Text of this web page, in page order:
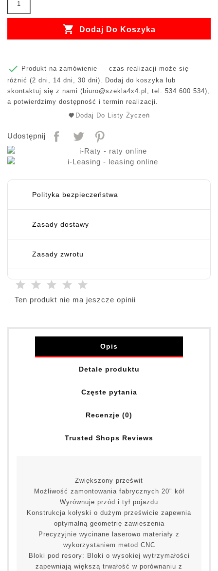
 Dodaj Do Koszyka

Produkt na zamówienie — czas realizacji może się
różnić (2 dni, 14 dni, 30 dni). Dodaj do koszyka lub
skontaktuj się z nami ( biuro@szekla4x4.pl , tel. 534 600 534),
a potwierdzimy dostępność i termin realizacji.
Dodaj Do Listy Życzeń
Udostępnij
Polityka bezpieczeństwa
Zasady dostawy
Zasady zwrotu
Ten produkt nie ma jeszcze opinii
Opis
Detale produktu
Częste pytania
Recenzje (0)
Trusted Shops Reviews
Zwiększony prześwit
Możliwość zamontowania fabrycznych 20" kół
Wyrównuje przód i tył pojazdu
Konstrukcja kołyski o dużym prześwicie zapewnia
optymalną geometrię zawieszenia
Precyzyjnie wycinane laserowo materiały z
wykorzystaniem metod CNC
Bloki pod resory: Bloki o wysokiej wytrzymałości
zapewniają większą trwałość w porównaniu z